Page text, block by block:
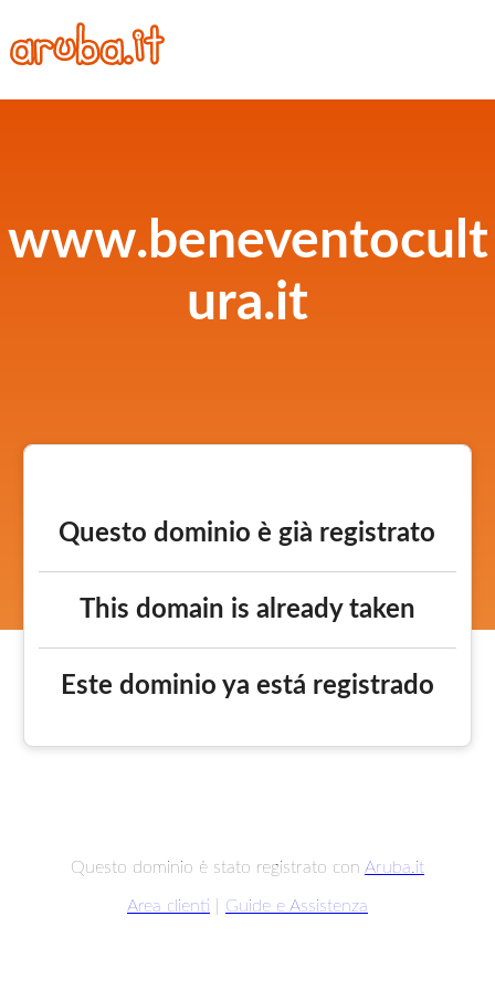
www.beneventocult
ura.it
Questo dominio è già registrato
This domain is already taken
Este dominio ya está registrado
Questo dominio è stato registrato con Aruba.it
Area clienti Guide e Assistenza